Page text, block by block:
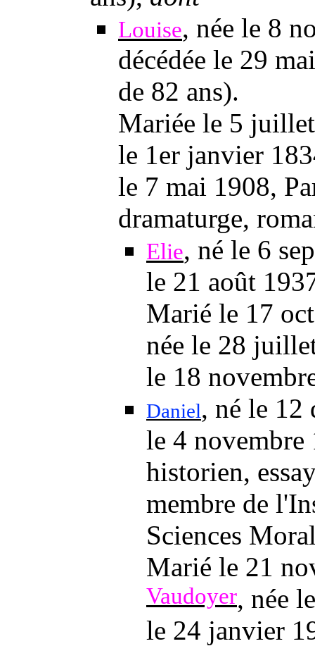
Louise, née le 8
décédée le 29
de 82 ans).
Mariée le 5
le 1er janvier
le 7 mai 1908,
dramaturge,
Elie, né le 6
le 21 août
Marié le 17
née le 28
le 18
Daniel, né le 12
le 4 novembre
historien,
membre de
Sciences
Marié le 21
Vaudoyer, née
le 24 janvier